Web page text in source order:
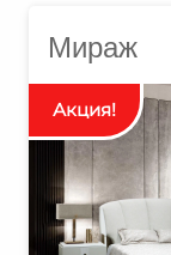
Мираж